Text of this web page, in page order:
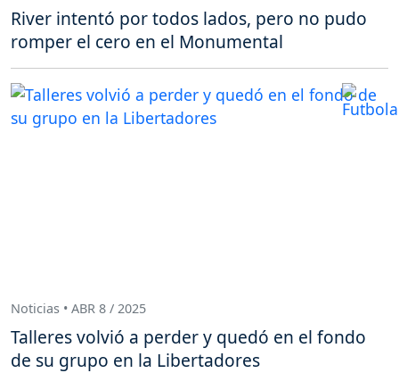
River intentó por todos lados, pero no pudo
romper el cero en el Monumental
Noticias • ABR 8 / 2025
Talleres volvió a perder y quedó en el fondo
de su grupo en la Libertadores